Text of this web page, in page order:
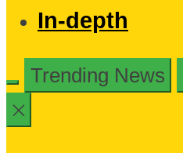
In-depth
Trending News